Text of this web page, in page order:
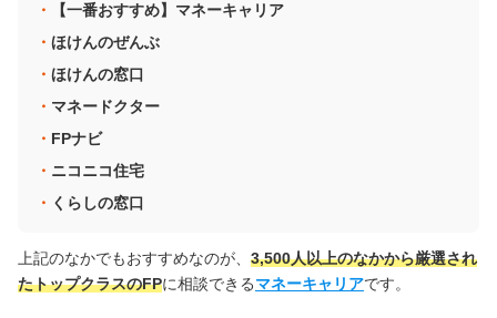
【一番おすすめ】マネーキャリア
ほけんのぜんぶ
ほけんの窓口
マネードクター
FPナビ
ニコニコ住宅
くらしの窓口
上記のなかでもおすすめなのが、 3,500人以上のなかから厳選され
たトップクラスのFPに相談できるマネーキャリアです。